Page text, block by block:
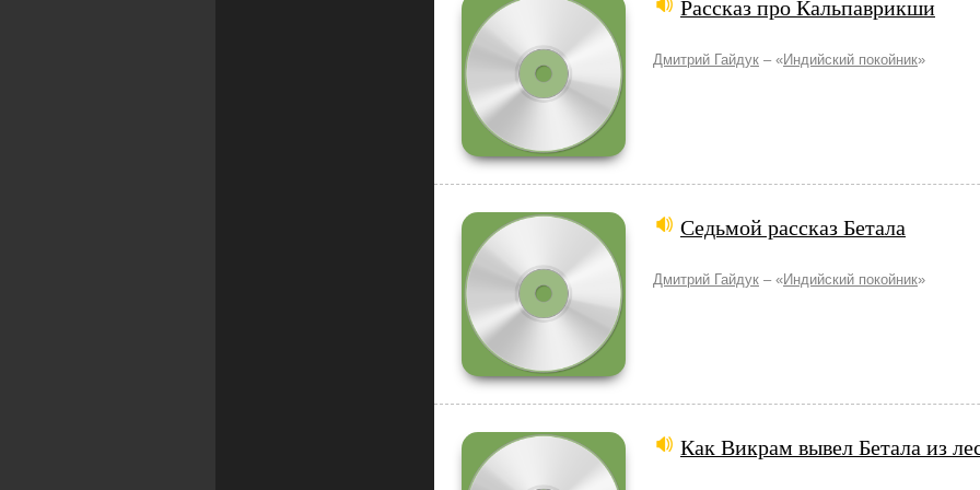
Рассказ про Кальпаврикши
Дмитрий Гайдук – «Индийский покойник»
Седьмой рассказ Бетала
Дмитрий Гайдук – «Индийский покойник»
Как Викрам вывел Бетала из